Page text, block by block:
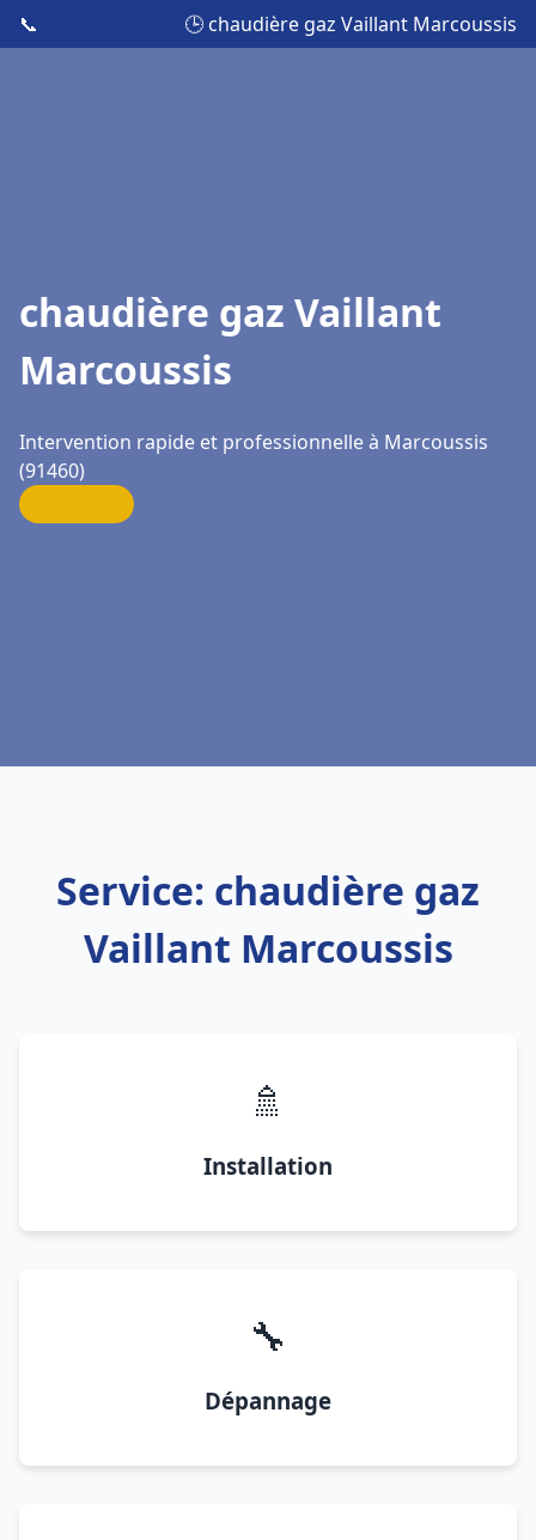
📞 🕒 chaudière gaz Vaillant Marcoussis
chaudière gaz Vaillant
Marcoussis
Intervention rapide et professionnelle à Marcoussis
(91460)
Service: chaudière gaz
Vaillant Marcoussis
🚿
Installation
🔧
Dépannage